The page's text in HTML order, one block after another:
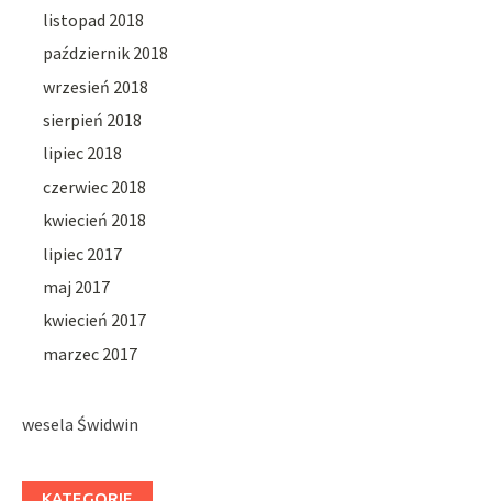
listopad 2018
październik 2018
wrzesień 2018
sierpień 2018
lipiec 2018
czerwiec 2018
kwiecień 2018
lipiec 2017
maj 2017
kwiecień 2017
marzec 2017
wesela Świdwin